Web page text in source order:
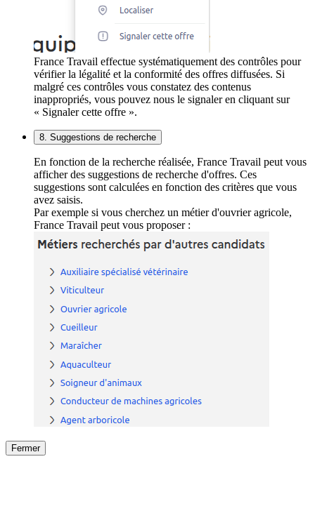
France Travail effectue systématiquement des contrôles pour
vérifier la légalité et la conformité des offres diffusées. Si
malgré ces contrôles vous constatez des contenus
inappropriés, vous pouvez nous le signaler en cliquant sur
« Signaler cette offre ».
8. Suggestions de recherche
En fonction de la recherche réalisée, France Travail peut vous
afficher des suggestions de recherche d'offres. Ces
suggestions sont calculées en fonction des critères que vous
avez saisis.
Par exemple si vous cherchez un métier d'ouvrier agricole,
France Travail peut vous proposer :
Fermer